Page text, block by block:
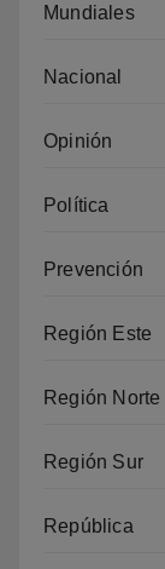
Mundiales
Nacional
Opinión
Política
Prevención
Región Este
Región Norte
Región Sur
República